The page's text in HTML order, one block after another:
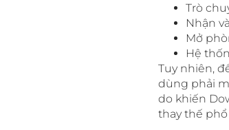
Trò
Nhận
Mở
Hệ
Tuy nhiên,
dùng phải
do khiến
thay thế